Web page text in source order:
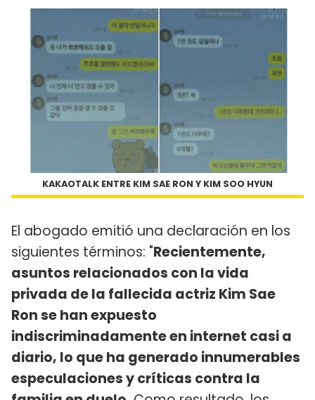
KAKAOTALK ENTRE KIM SAE RON Y KIM SOO HYUN
El abogado emitió una declaración en los
siguientes términos: "Recientemente,
asuntos relacionados con la vida
privada de la fallecida actriz Kim Sae
Ron se han expuesto
indiscriminadamente en internet casi a
diario, lo que ha generado innumerables
especulaciones y críticas contra la